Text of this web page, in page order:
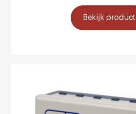
Bekijk product